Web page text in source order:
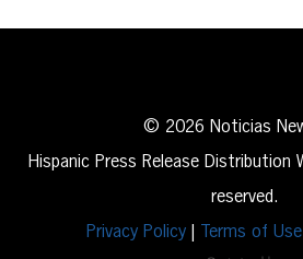
© 2026 Noticias
Hispanic Press Release Distribution
reserved.
Privacy Policy
Terms of Use